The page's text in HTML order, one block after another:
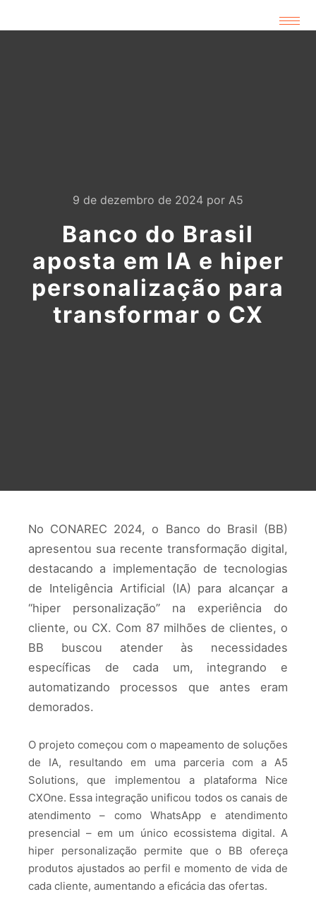
9 de dezembro de 2024 por A5
Banco do Brasil
aposta em IA e hiper
personalização para
transformar o CX
No CONAREC 2024, o Banco do Brasil (BB)
apresentou sua recente transformação digital,
destacando a implementação de tecnologias
de Inteligência Artificial (IA) para alcançar a
“hiper personalização” na experiência do
cliente, ou CX. Com 87 milhões de clientes, o
BB buscou atender às necessidades
específicas de cada um, integrando e
automatizando processos que antes eram
demorados.
O projeto começou com o mapeamento de soluções
de IA, resultando em uma parceria com a A5
Solutions, que implementou a plataforma Nice
CXOne. Essa integração unificou todos os canais de
atendimento – como WhatsApp e atendimento
presencial – em um único ecossistema digital. A
hiper personalização permite que o BB ofereça
produtos ajustados ao perfil e momento de vida de
cada cliente, aumentando a eficácia das ofertas.